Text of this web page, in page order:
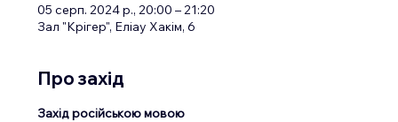
05 серп. 2024 р., 20:00 – 21:20
Зал "Крігер", Еліау Хакім, 6
Про захід
Захід російською мовою